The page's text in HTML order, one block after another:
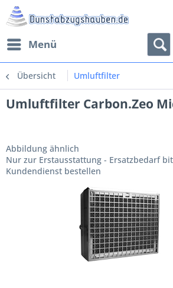
Menü
Übersicht Umluftfilter
Umluftfilter Carbon.Zeo
Abbildung ähnlich
Nur zur Erstausstattung - Ersatzbedarf
Kundendienst bestellen